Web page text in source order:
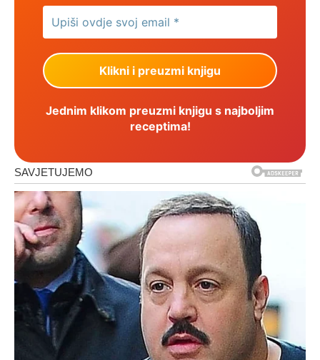
Jednim klikom preuzmi knjigu s najboljim
receptima!